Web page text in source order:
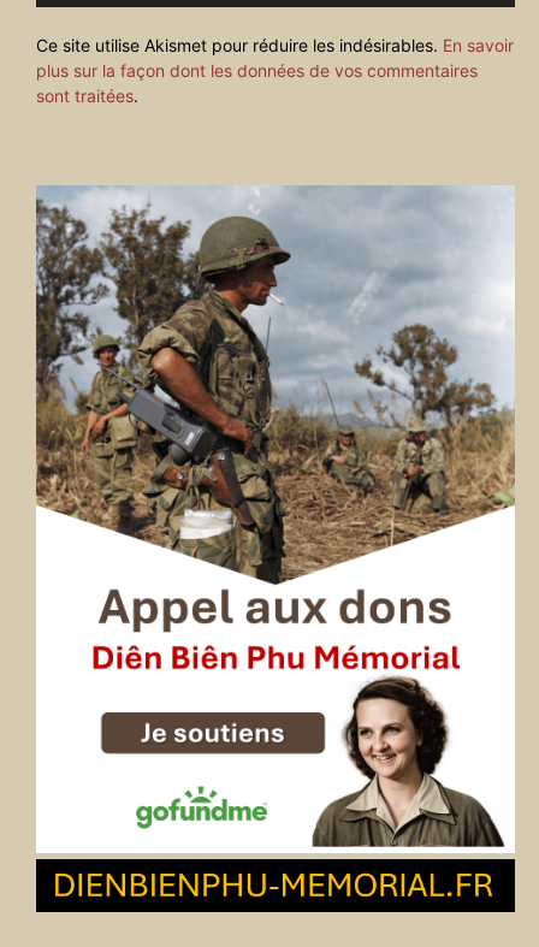
Ce site utilise Akismet pour réduire les indésirables. En savoir
plus sur la façon dont les données de vos commentaires
sont traitées.